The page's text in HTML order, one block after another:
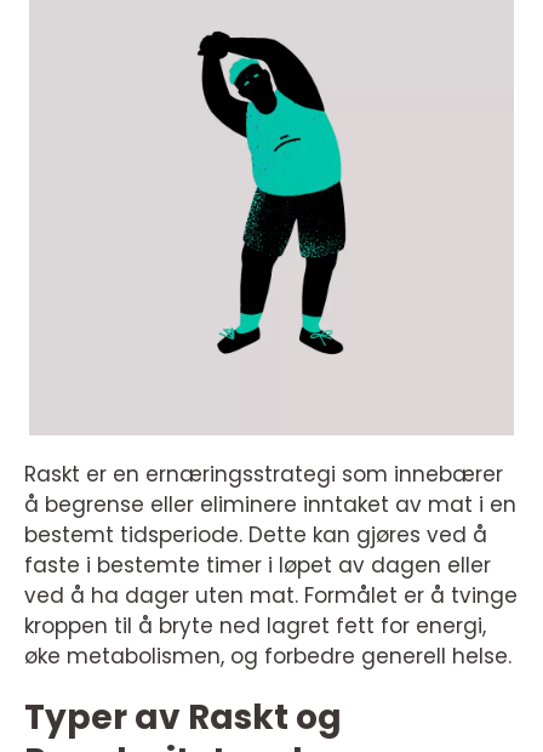
Raskt er en ernæringsstrategi som innebærer
å begrense eller eliminere inntaket av mat i en
bestemt tidsperiode. Dette kan gjøres ved å
faste i bestemte timer i løpet av dagen eller
ved å ha dager uten mat. Formålet er å tvinge
kroppen til å bryte ned lagret fett for energi,
øke metabolismen, og forbedre generell helse.
Typer av Raskt og